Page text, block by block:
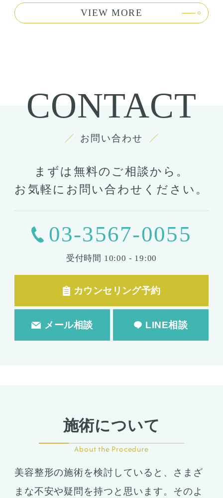
VIEW MORE
CONTACT
お問い合わせ
まずは無料のご相談から。
お気軽にお問い合わせください。
03-3567-0055
受付時間 10:00 - 19:00
カウンセリング予約
メール相談 LINE相談
施術について
About the Procedure
美容整形の施術を検討していると、さまざ
まな不安や疑問を持つと思います。そのよ